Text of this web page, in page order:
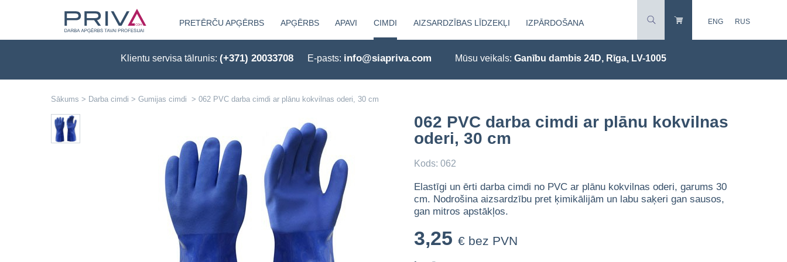
PRETĒRČU APĢĒRBS APĢĒRBS APAVI CIMDI AIZSARDZĪBAS LĪDZEKĻI IZPĀRDOŠANA ENG RUS
Klientu servisa tālrunis: (+371) 20033708 E-pasts: info@siapriva.com Mūsu veikals: Ganību dambis 24D, Rīga, LV-1005
Sākums > Darba cimdi > Gumijas cimdi > 062 PVC darba cimdi ar plānu kokvilnas oderi, 30 cm
062 PVC darba cimdi ar plānu kokvilnas
oderi, 30 cm
Kods: 062
Elastīgi un ērti darba cimdi no PVC ar plānu kokvilnas oderi, garums 30
cm. Nodrošina aizsardzību pret ķimikālijām un labu saķeri gan sausos,
gan mitros apstākļos.
3,25 € bez PVN